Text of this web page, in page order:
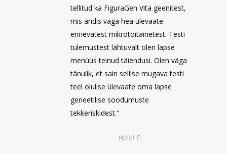
tellitud ka FiguraGen Vita geenitest,
mis andis väga hea ülevaate
erinevatest mikrotoitainetest. Testi
tulemustest lähtuvalt olen lapse
menüüs teinud täiendusi. Olen väga
tänulik, et sain sellise mugava testi
teel olulise ülevaate oma lapse
geneetilise soodumuste
tekkeriskidest."
Heidi P.